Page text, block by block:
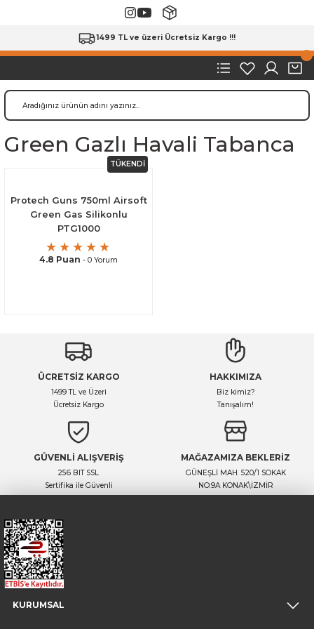
1499 TL ve üzeri Ücretsiz Kargo !!!
Green Gazlı Havali Tabanca
TÜKENDİ
Protech Guns 750ml Airsoft
Green Gas Silikonlu
PTG1000
4.8 Puan - 0 Yorum
ÜCRETSİZ KARGO
1499 TL ve Üzeri
Ücretsiz Kargo
HAKKIMIZA
Biz kimiz?
Tanışalım!
GÜVENLİ ALIŞVERİŞ
256 BIT SSL
Sertifika ile Güvenli
MAĞAZAMIZA BEKLERİZ
GÜNEŞLİ MAH. 520/1 SOKAK
NO:9A KONAK\İZMİR
KURUMSAL